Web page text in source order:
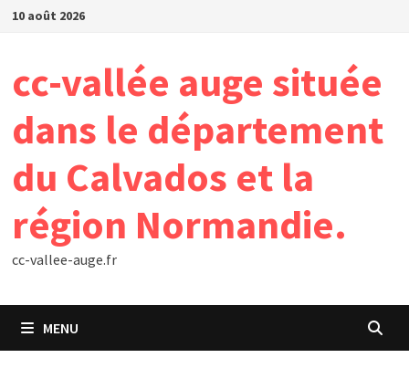
Passer
10 août 2026
cc-vallée auge située
dans le département
du Calvados et la
région Normandie.
cc-vallee-auge.fr
MENU